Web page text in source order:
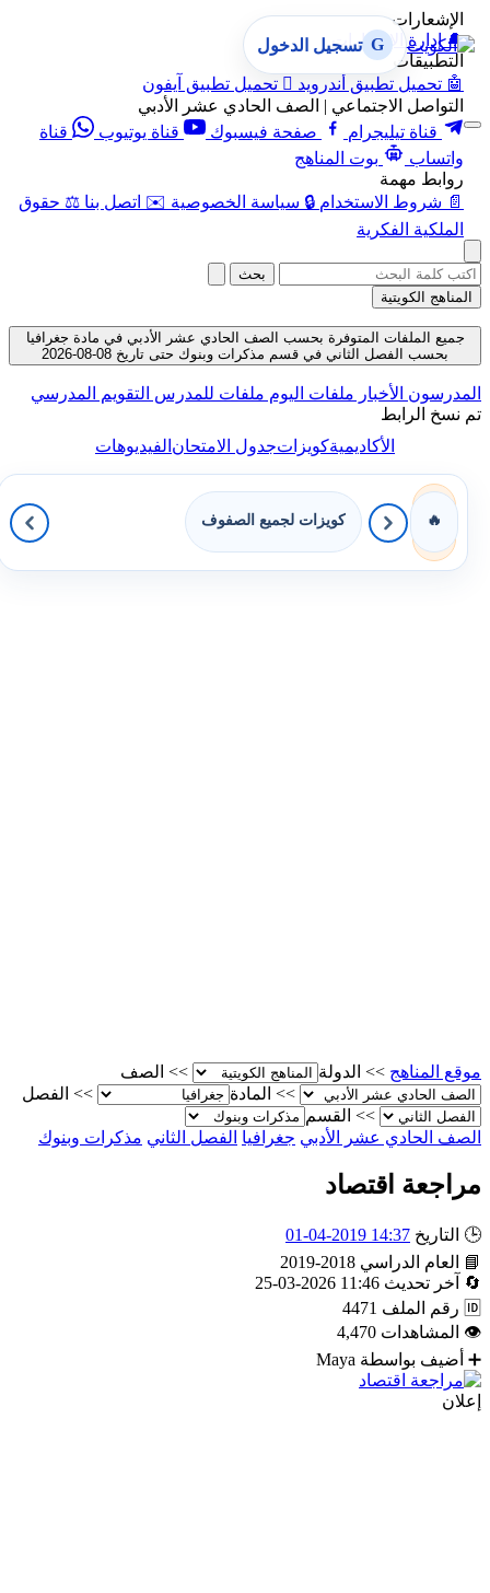
الإشعارات
🔔 إدارة الإشعارات
التطبيقات
🤖 تحميل تطبيق أندرويد  تحميل تطبيق آيفون
التواصل الاجتماعي | الصف الحادي عشر الأدبي
قناة تيليجرام
صفحة فيسبوك قناة يوتيوب
قناة
واتساب
بوت المناهج
روابط مهمة
📄 شروط الاستخدام 🔒 سياسة الخصوصية ✉️ اتصل بنا ⚖️ حقوق
الملكية الفكرية
G تسجيل الدخول
بحث
المناهج الكويتية
جميع الملفات المتوفرة بحسب الصف الحادي عشر الأدبي في مادة جغرافيا
بحسب الفصل الثاني في قسم مذكرات وبنوك حتى تاريخ 08-08-2026
المدرسون الأخبار ملفات اليوم ملفات للمدرس التقويم المدرسي
تم نسخ الرابط
الأكاديميةكويزاتجدول الامتحانالفيديوهات
🔥 كويزات لجميع الصفوف
موقع المناهج >> الدولة >>
الصف
>>
المادة >>
الفصل
>>
القسم
الصف الحادي عشر الأدبي جغرافيا الفصل الثاني مذكرات وبنوك
مراجعة اقتصاد
🕒 التاريخ 14:37 2019-04-01
📘
العام الدراسي 2018-2019
🔄
آخر تحديث 11:46 2026-03-25
🆔 رقم الملف 4471
👁
المشاهدات 4,470
➕
أضيف بواسطة Maya
إعلان